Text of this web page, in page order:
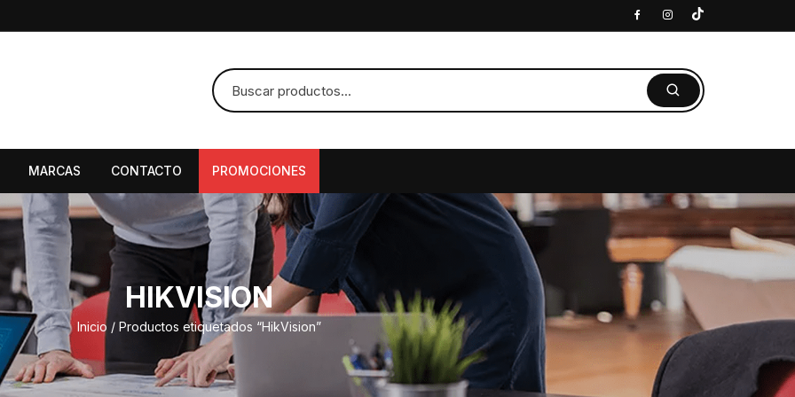
MARCAS CONTACTO PROMOCIONES
HIKVISION
Inicio / Productos etiquetados “HikVision”